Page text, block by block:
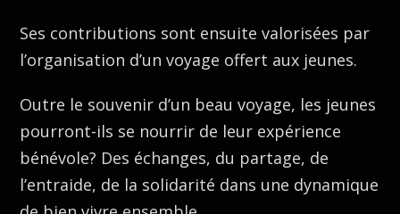
Ses contributions sont ensuite valorisées par
l’organisation d’un voyage offert aux jeunes.
Outre le souvenir d’un beau voyage, les jeunes
pourront-ils se nourrir de leur expérience
bénévole? Des échanges, du partage, de
l’entraide, de la solidarité dans une dynamique